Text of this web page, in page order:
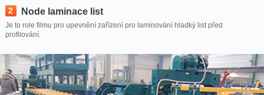
2 Node laminace list
Je to role filmu pro upevnění zařízení pro laminování hladký list před
profilování.